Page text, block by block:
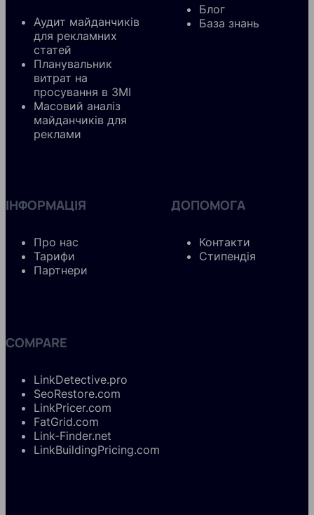
Аудит майданчиків
для рекламних
статей
Планувальник
витрат на
просування в ЗМІ
Масовий аналіз
майданчиків для
реклами
Блог
База знань
ІНФОРМАЦІЯ
Про нас
Тарифи
Партнери
ДОПОМОГА
Контакти
Стипендія
COMPARE
LinkDetective.pro
SeoRestore.com
LinkPricer.com
FatGrid.com
Link-Finder.net
LinkBuildingPricing.com